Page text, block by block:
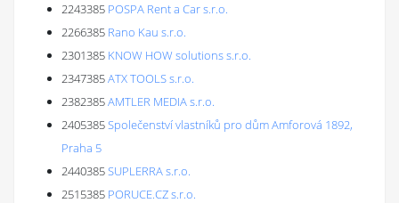
2243385 POSPA Rent a Car s.r.o.
2266385 Rano Kau s.r.o.
2301385 KNOW HOW solutions s.r.o.
2347385ATX TOOLS s.r.o.
2382385AMTLER MEDIA s.r.o.
2405385Společenství vlastníků pro dům Amforová 1892,
Praha 5
2440385SUPLERRA s.r.o.
2515385 PORUCE.CZ s.r.o.